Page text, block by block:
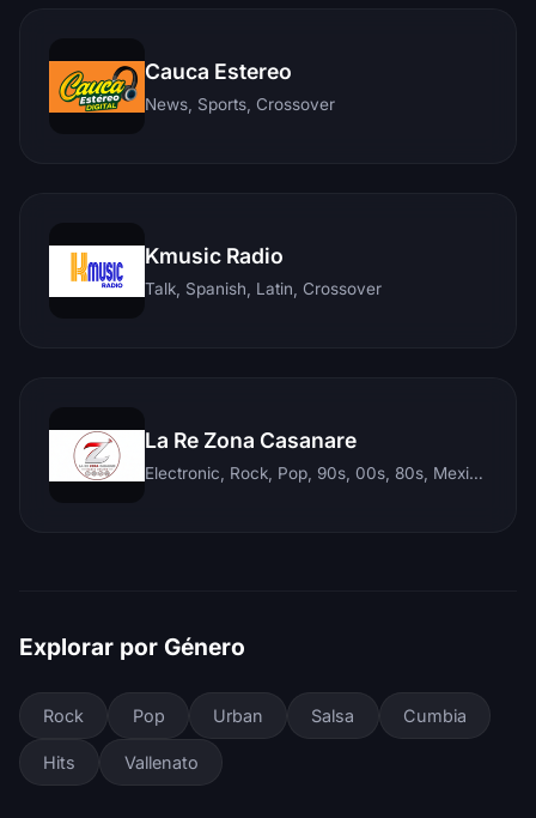
Cauca Estereo
News, Sports, Crossover
Kmusic Radio
Talk, Spanish, Latin, Crossover
La Re Zona Casanare
Electronic, Rock, Pop, 90s, 00s, 80s, Mexican, Ranchera, Reggaeton, Instrumental, Salsa, Merengue, Tropical, Romantic, Vallenato, Llanera
Explorar por Género
Rock Pop Urban Salsa Cumbia
Hits Vallenato